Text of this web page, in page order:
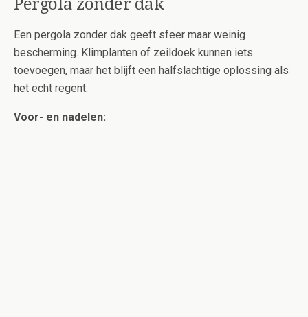
Pergola zonder dak
Een pergola zonder dak geeft sfeer maar weinig
bescherming. Klimplanten of zeildoek kunnen iets
toevoegen, maar het blijft een halfslachtige oplossing als
het echt regent.
Voor- en nadelen: